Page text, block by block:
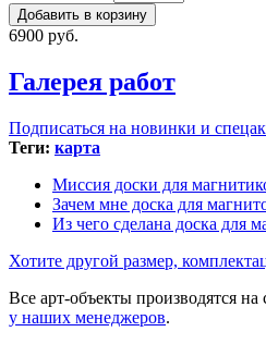
6900 руб.
Галерея работ
Подписаться на новинки и
Теги: карта
Миссия доски для
Зачем мне доска для
Из чего сделана доска для
Хотите другой размер,
Все арт-объекты производятся
у наших менеджеров.